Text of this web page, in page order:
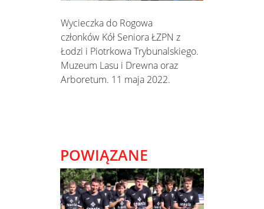
Wycieczka do Rogowa
członków Kół Seniora ŁZPN z
Łodzi i Piotrkowa Trybunalskiego.
Muzeum Lasu i Drewna oraz
Arboretum. 11 maja 2022.
POWIĄZANE